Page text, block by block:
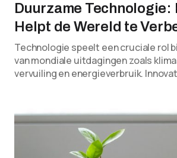
Duurzame Technologie:
Helpt de Wereld te
Technologie speelt een cruciale rol
van mondiale uitdagingen zoals
vervuiling en energieverbruik.